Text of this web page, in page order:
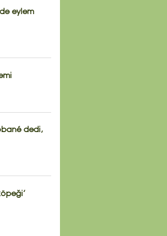
eylem
dedi,